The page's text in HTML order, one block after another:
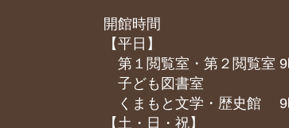
開館時間
【平日】
第１閲覧室・第２閲覧室
子ども図書室 9時
くまもと⽂学・歴史館 9
【土・日・祝】